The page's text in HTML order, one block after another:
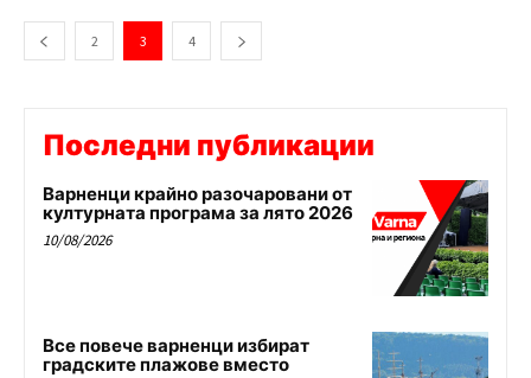
2 3 4
Последни публикации
Варненци крайно разочаровани от
културната програма за лято 2026
10/08/2026
Все повече варненци избират
градските плажове вместо